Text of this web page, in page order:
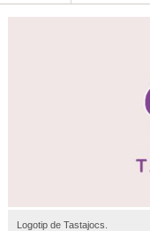
Logotip de Tastajocs.